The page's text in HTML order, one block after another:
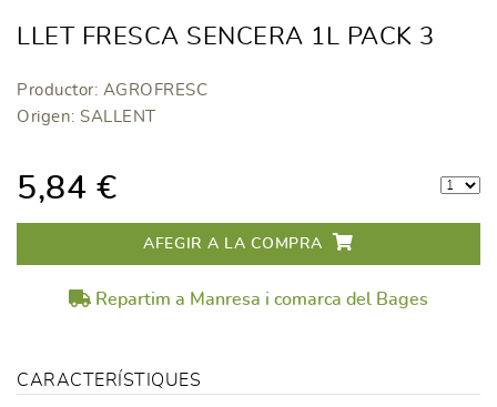
LLET FRESCA SENCERA 1L PACK 3
Productor: AGROFRESC
Origen: SALLENT
5,84 €
AFEGIR A LA COMPRA
Repartim a Manresa i comarca del Bages
CARACTERÍSTIQUES